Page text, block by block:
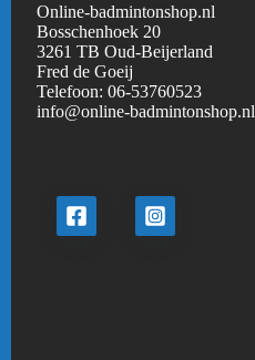
Online-badmintonshop.nl
Bosschenhoek 20
3261 TB Oud-Beijerland
Fred de Goeij
Telefoon:06-53760523
info@online-badmintonshop.nl